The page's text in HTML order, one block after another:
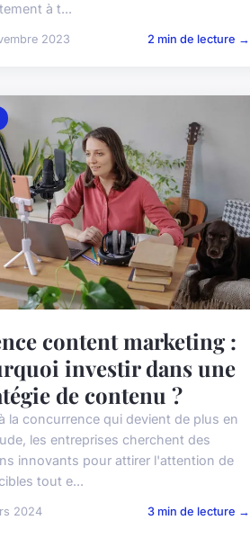
à t...
2023 2 min de lecture →
content marketing :
investir dans une
de contenu ?
la concurrence qui devient de plus en
les entreprises cherchent des
innovants pour attirer l'attention de
tout e...
2024 3 min de lecture →